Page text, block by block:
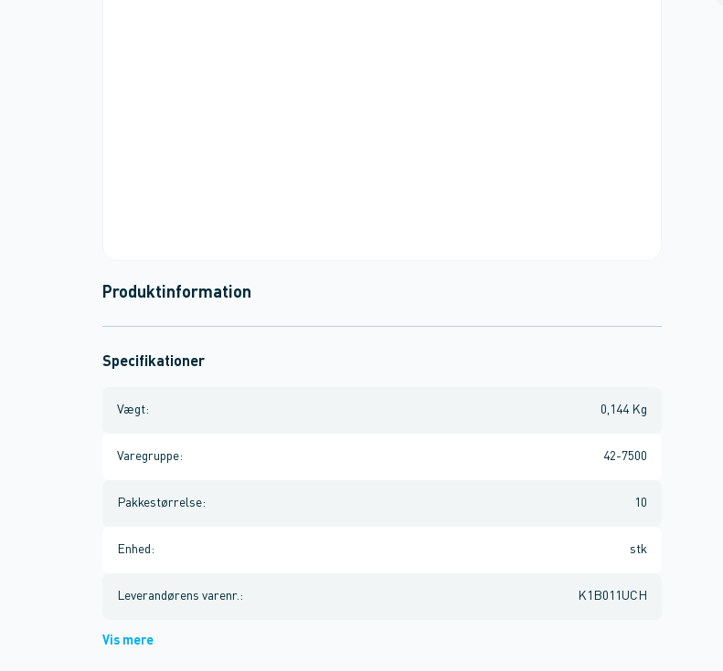
Produktinformation
Specifikationer
Vægt: 0,144 Kg
Varegruppe: 42-7500
Pakkestørrelse: 10
Enhed : stk
Leverandørens varenr. : K1B011UCH
Vis mere